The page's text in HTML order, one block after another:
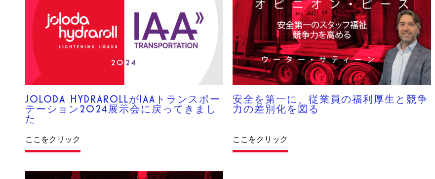
JOLODA HYDRAROLLがIAAトランスポー
テーション2024展示会に戻ってきまし
た
ここをクリック
安全を第一に、従業員の福利厚生と競争
力の差別化を図る
ここをクリック